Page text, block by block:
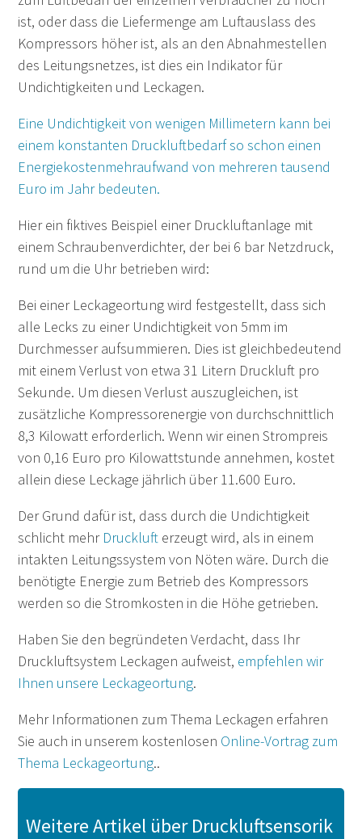
ist, oder dass die Liefermenge am Luftauslass des
Kompressors höher ist, als an den Abnahmestellen
des Leitungsnetzes, ist dies ein Indikator für
Undichtigkeiten und Leckagen.
Eine Undichtigkeit von wenigen Millimetern kann bei
einem konstanten Druckluftbedarf so schon einen
Energiekostenmehraufwand von mehreren tausend
Euro im Jahr bedeuten.
Hier ein fiktives Beispiel einer Druckluftanlage mit
einem Schraubenverdichter, der bei 6 bar Netzdruck,
rund um die Uhr betrieben wird:
Bei einer Leckageortung wird festgestellt, dass sich
alle Lecks zu einer Undichtigkeit von 5mm im
Durchmesser aufsummieren. Dies ist gleichbedeutend
mit einem Verlustvon etwa 31 Litern Druckluft pro
Sekunde. Um diesen Verlust auszugleichen, ist
zusätzliche Kompressorenergie von durchschnittlich
8,3 Kilowatt erforderlich. Wenn wir einen Strompreis
von 0,16 Euro pro Kilowattstunde annehmen, kostet
allein diese Leckage jährlich über 11.600 Euro.
Der Grund dafür ist, dass durch die Undichtigkeit
schlicht mehr Drucklufterzeugt wird, als in einem
intakten Leitungssystem von Nöten wäre. Durch die
benötigte Energie zum Betrieb des Kompressors
werden so die Stromkosten in die Höhe getrieben.
Haben Sie den begründeten Verdacht, dass Ihr
Druckluftsystem Leckagen aufweist, empfehlen wir
Ihnen unsere Leckageortung.
Mehr Informationen zum Thema Leckagen erfahren
Sie auch in unserem kostenlosen Online-Vortrag zum
Thema Leckageortung..
Weitere Artikel über Druckluftsensorik